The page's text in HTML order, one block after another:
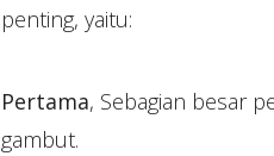
penting, yaitu:
Pertama, Sebagian besar
gambut.